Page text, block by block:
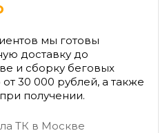
мы готовы
доставку до
и сборку беговых
30 000 рублей, а также
получении.
ТК в Москве